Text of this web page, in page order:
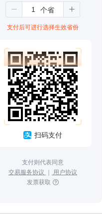
支付后可进行选择生效省份
扫码支付
支付则代表同意
交易服务协议 ｜ 用户协议
发票获取